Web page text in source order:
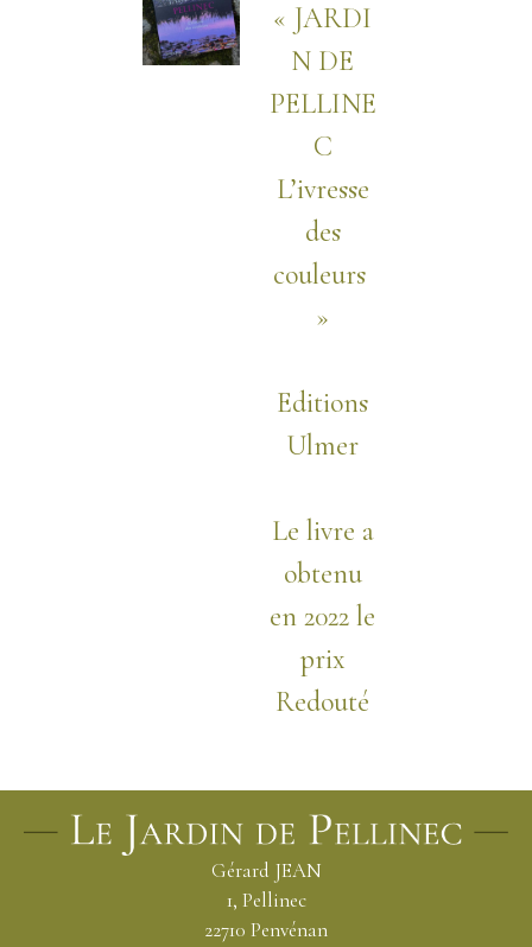
« JARDI
N DE
PELLINE
C
L’ivresse
des
couleurs
»
Editions
Ulmer
Le livre a
obtenu
en 2022 le
prix
Redouté
Gérard JEAN
1, Pellinec
22710 Penvénan